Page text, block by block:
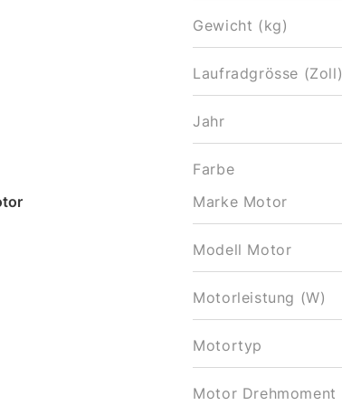
Gewicht (kg)
Laufradgrösse (Zoll)
Jahr
Farbe
Marke Motor
Modell Motor
Motorleistung (W)
Motortyp
Motor Drehmoment